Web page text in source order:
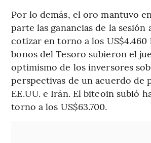
Por lo demás, el oro mantuvo
parte las ganancias de la
cotizar en torno a los US$4.460
bonos del Tesoro subieron el
optimismo de los inversores
perspectivas de un acuerdo de
EE.UU. e Irán. El bitcoin subió
torno a los US$63.700.